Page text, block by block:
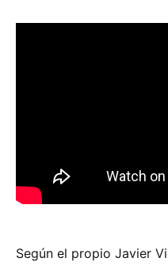
Según el propio Javier